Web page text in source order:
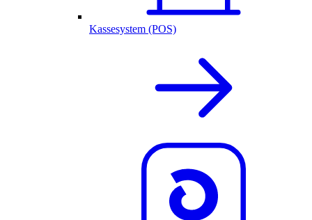
Kassesystem (POS)